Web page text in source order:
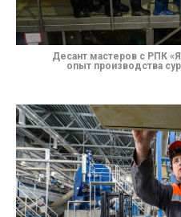
Десант мастеров с РПК
опыт производства